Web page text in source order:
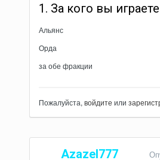
1. За кого вы играете
Альянс
Орда
за обе фракции
Пожалуйста, войдите или
Azazel777